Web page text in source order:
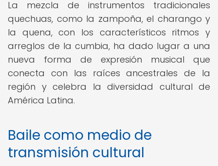
La mezcla de instrumentos tradicionales
quechuas, como la zampoña, el charango y
la quena, con los característicos ritmos y
arreglos de la cumbia, ha dado lugar a una
nueva forma de expresión musical que
conecta con las raíces ancestrales de la
región y celebra la diversidad cultural de
América Latina.
Baile como medio de
transmisión cultural